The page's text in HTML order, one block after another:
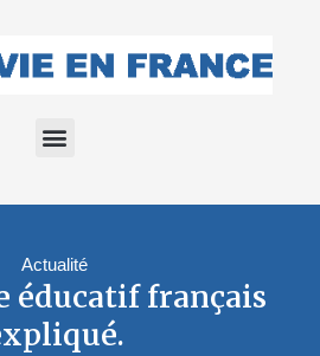
Actualité
éducatif français